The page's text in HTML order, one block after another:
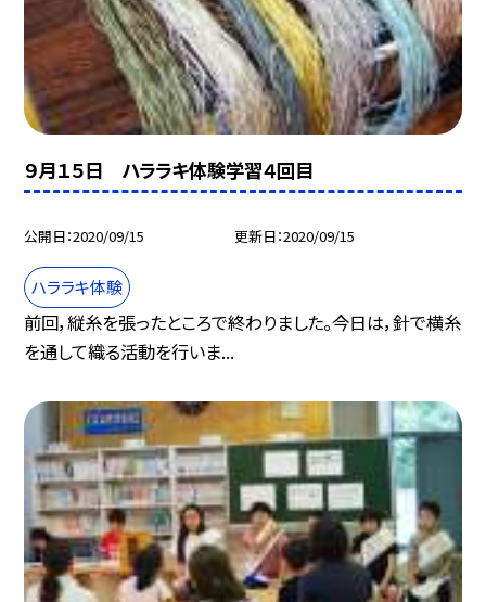
９月１５日 ハララキ体験学習４回目
公開日 2020/09/15 更新日 2020/09/15
ハララキ体験
前回，縦糸を張ったところで終わりました。今日は，針で横糸
を通して織る活動を行いま...